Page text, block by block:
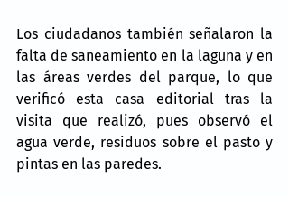
Los ciudadanos también señalaron la
falta de saneamiento en la laguna y en
las áreas verdes del parque, lo que
verificó esta casa editorial tras la
visita que realizó, pues observó el
agua verde, residuos sobre el pasto y
pintas en las paredes.